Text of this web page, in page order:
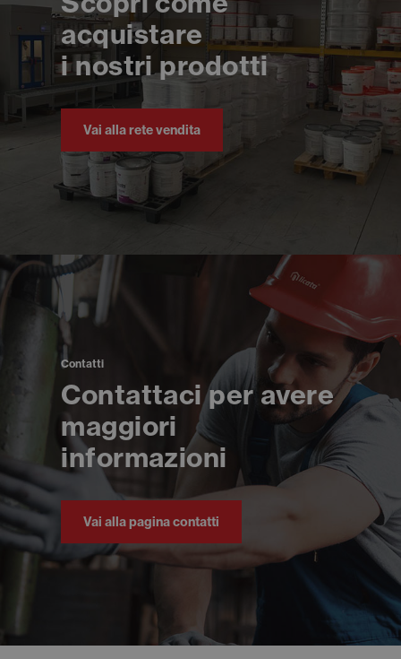
acquistare
i nostri prodotti
Vai alla rete vendita
Contatti
Contattaci per avere
maggiori
informazioni
Vai alla pagina contatti